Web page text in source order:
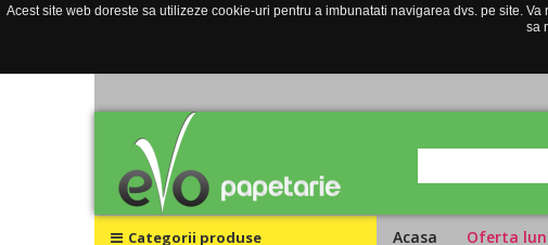
Acest site web doreste sa utilizeze cookie-uri pentru a imbunatati navigarea dvs. pe site.
sa
Categorii produse Acasa Oferta